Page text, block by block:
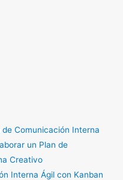
Comunicación Interna
un Plan de
Creativo
Interna Ágil con Kanban